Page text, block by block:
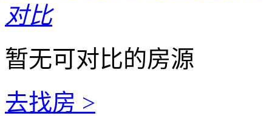
对比
暂无可对比的房源
去找房 >